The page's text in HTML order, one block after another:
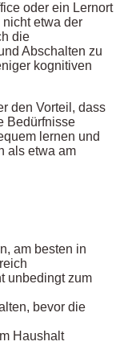
oder ein Lernort
etwa der
die
Abschalten zu
kognitiven
den Vorteil, dass
Bedürfnisse
lernen und
als etwa am
am besten in
unbedingt zum
bevor die
Haushalt